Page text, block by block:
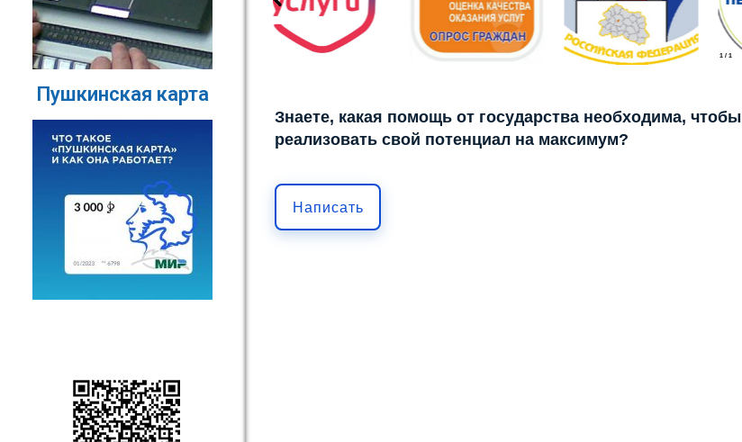
Пушкинская карта
1 / 1
Знаете, какая помощь от государства необходима, чтобы
реализовать свой потенциал на максимум?
Написать